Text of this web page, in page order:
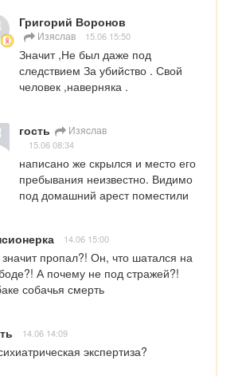
Григорий Воронов
Изяcлав 15.06 15:50
Значит ,Не был даже под
следствием За убийство . Свой
человек ,наверняка .
гость Изяcлав
15.06 08:34
написано же скрылся и место его
пребывания неизвестно. Видимо
под домашний арест поместили
14.06 15:00
значит пропал?! Он, что шатался на
А почему не под стражей?!
собачья смерть
14.06 14:09
экспертиза?